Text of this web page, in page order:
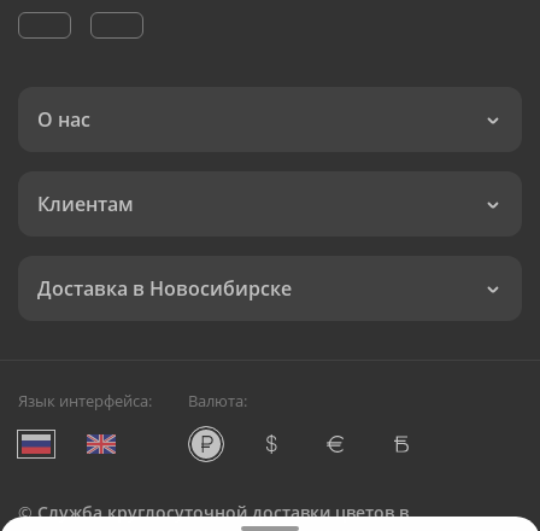
О нас
Клиентам
Доставка в Новосибирске
Язык интерфейса: Валюта:
©Служба круглосуточной доставки цветов в